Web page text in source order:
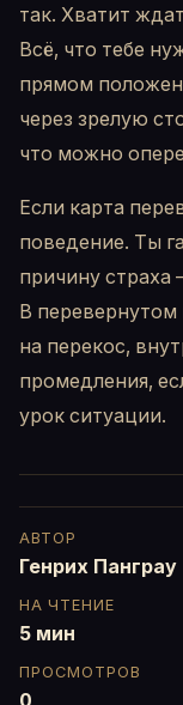
так. Хватит
Всё, что тебе
прямом
через зрелую
что можно
Если карта
поведение. Ты
причину страха
В перевернутом
на перекос,
промедления,
урок ситуации.
АВТОР
Генрих Панграу
НА ЧТЕНИЕ
5 мин
ПРОСМОТРОВ
0